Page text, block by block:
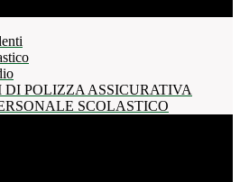
POLIZZA ASSICURATIVA
SCOLASTICO